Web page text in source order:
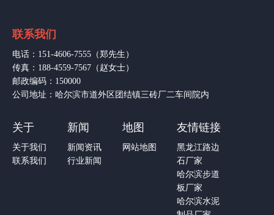
联系我们
电话：151-4606-7555（郑先生）
传真：188-4559-7567（赵女士）
邮政编码：150000
公司地址：哈尔滨市道外区团结镇三砖厂二车间院内
关于
关于我们
联系我们
新闻
新闻资讯
行业新闻
地图
网站地图
友情链接
黑龙江路边
石厂家
哈尔滨步道
板厂家
哈尔滨水泥